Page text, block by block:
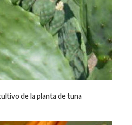
de la planta de tuna